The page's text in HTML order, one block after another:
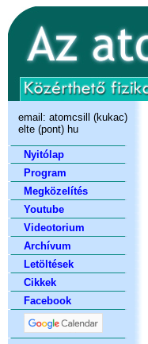
email: atomcsill (kukac)
elte (pont) hu
Nyitólap
Program
Megközelítés
Youtube
Videotorium
Archívum
Letöltések
Cikkek
Facebook